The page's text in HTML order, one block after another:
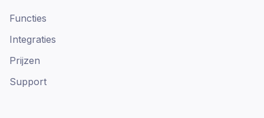
Functies
Integraties
Prijzen
Support